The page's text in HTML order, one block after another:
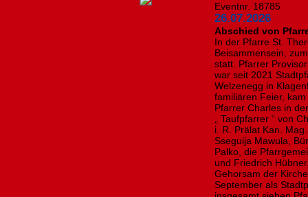
Eventnr. 18785
26.07.2026
Abschied von
In der Pfarre St.
Beisammensein,
statt. Pfarrer
war seit 2021
Welzenegg in
familiären Feier,
Pfarrer Charles in
„ Taufpfarrer “ von
i. R. Prälat Kan.
Sseguija Mawula,
Palko, die
und Friedrich
Gehorsam der
September als